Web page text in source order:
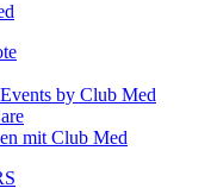
by Club Med
mit Club Med